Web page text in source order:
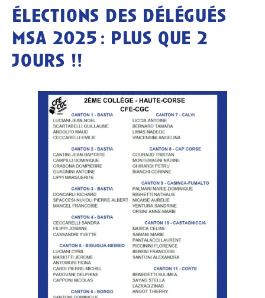
élections des délégués
msa 2025 : plus que 2
jours !!